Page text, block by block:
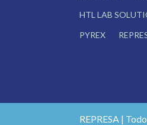
HTL LAB
PYREX
REPRESA |